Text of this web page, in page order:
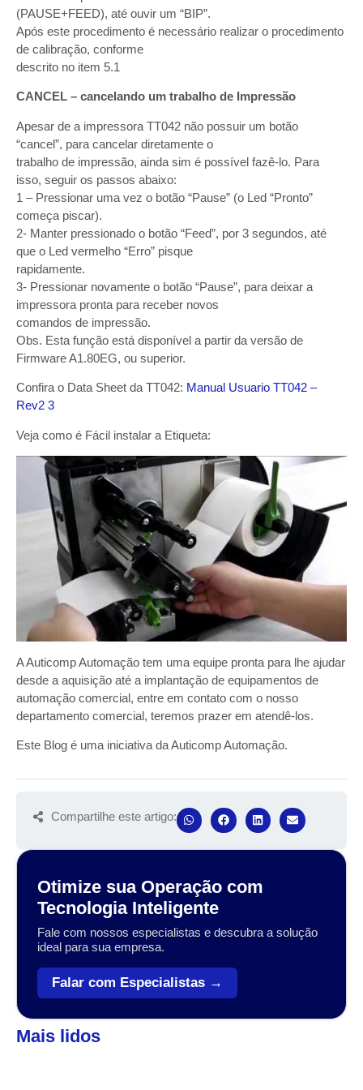
(PAUSE+FEED), até ouvir um “BIP”.
Após este procedimento é necessário realizar o procedimento
de calibração, conforme
descrito no item 5.1
CANCEL – cancelando um trabalho de Impressão
Apesar de a impressora TT042 não possuir um botão
“cancel”, para cancelar diretamente o
trabalho de impressão, ainda sim é possível fazê-lo. Para
isso, seguir os passos abaixo:
1 – Pressionar uma vez o botão “Pause” (o Led “Pronto”
começa piscar).
2- Manter pressionado o botão “Feed”, por 3 segundos, até
que o Led vermelho “Erro” pisque
rapidamente.
3- Pressionar novamente o botão “Pause”, para deixar a
impressora pronta para receber novos
comandos de impressão.
Obs. Esta função está disponível a partir da versão de
Firmware A1.80EG, ou superior.
Confira o Data Sheet da TT042: Manual Usuario TT042 –
Rev2 3
Veja como é Fácil instalar a Etiqueta:
A Auticomp Automação tem uma equipe pronta para lhe ajudar
desde a aquisição até a implantação de equipamentos de
automação comercial, entre em contato com o nosso
departamento comercial, teremos prazer em atendê-los.
Este Blog é uma iniciativa da Auticomp Automação.
Compartilhe este artigo:
Otimize sua Operação com
Tecnologia Inteligente
Fale com nossos especialistas e descubra a solução
ideal para sua empresa.
Falar com Especialistas →
Mais lidos